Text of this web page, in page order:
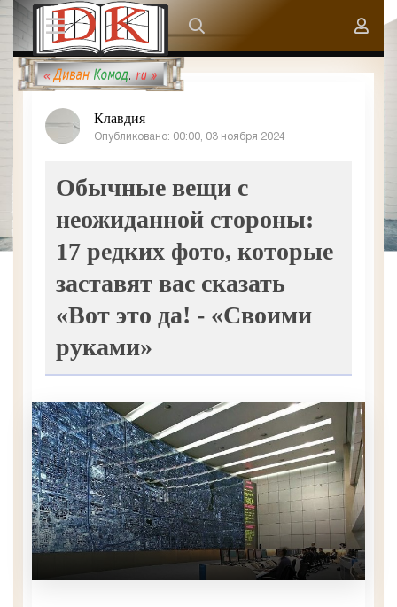
Клавдия
Опубликовано: 00:00, 03 ноября 2024
Обычные вещи с
неожиданной стороны:
17 редких фото, которые
заставят вас сказать
«Вот это да! - «Своими
руками»